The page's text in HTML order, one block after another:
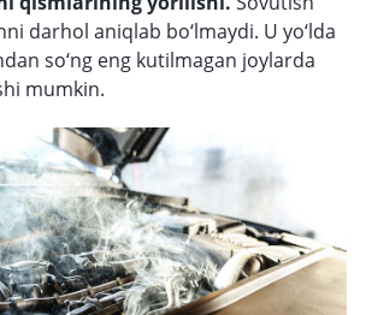
darhol aniqlab bo‘lmaydi. U yo‘lda
so‘ng eng kutilmagan joylarda
mumkin.